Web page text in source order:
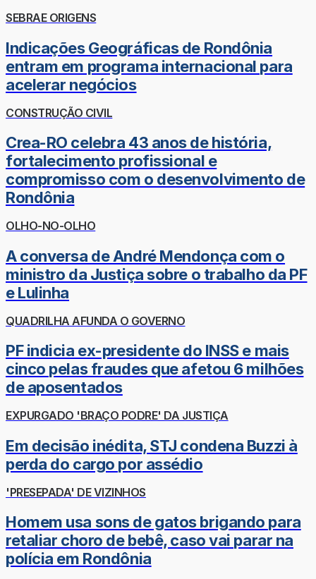
SEBRAE ORIGENS
Indicações Geográficas de Rondônia
entram em programa internacional para
acelerar negócios
CONSTRUÇÃO CIVIL
Crea-RO celebra 43 anos de história,
fortalecimento profissional e
compromisso com o desenvolvimento de
Rondônia
OLHO-NO-OLHO
A conversa de André Mendonça com o
ministro da Justiça sobre o trabalho da PF
e Lulinha
QUADRILHA AFUNDA O GOVERNO
PF indicia ex-presidente do INSS e mais
cinco pelas fraudes que afetou 6 milhões
de aposentados
EXPURGADO 'BRAÇO PODRE' DA JUSTIÇA
Em decisão inédita, STJ condena Buzzi à
perda do cargo por assédio
'PRESEPADA' DE VIZINHOS
Homem usa sons de gatos brigando para
retaliar choro de bebê, caso vai parar na
polícia em Rondônia